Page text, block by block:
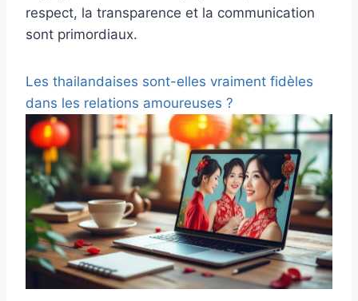
respect, la transparence et la communication
sont primordiaux.
Les thailandaises sont-elles vraiment fidèles
dans les relations amoureuses ?